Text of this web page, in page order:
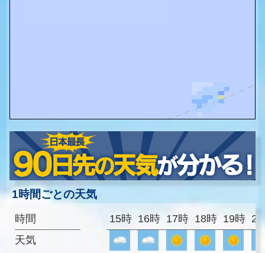
1時間ごとの天気
時間
天気
15時 16時 17時 18時 19時